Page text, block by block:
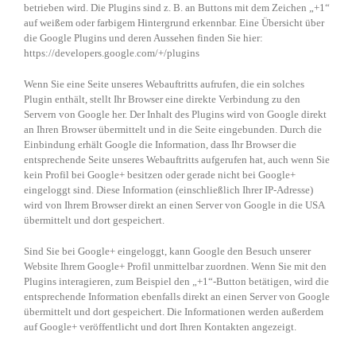
betrieben wird. Die Plugins sind z. B. an Buttons mit dem Zeichen „+1“
auf weißem oder farbigem Hintergrund erkennbar. Eine Übersicht über
die Google Plugins und deren Aussehen finden Sie hier:
https://developers.google.com/+/plugins
Wenn Sie eine Seite unseres Webauftritts aufrufen, die ein solches
Plugin enthält, stellt Ihr Browser eine direkte Verbindung zu den
Servern von Google her. Der Inhalt des Plugins wird von Google direkt
an Ihren Browser übermittelt und in die Seite eingebunden. Durch die
Einbindung erhält Google die Information, dass Ihr Browser die
entsprechende Seite unseres Webauftritts aufgerufen hat, auch wenn Sie
kein Profil bei Google+ besitzen oder gerade nicht bei Google+
eingeloggt sind. Diese Information (einschließlich Ihrer IP-Adresse)
wird von Ihrem Browser direkt an einen Server von Google in die USA
übermittelt und dort gespeichert.
Sind Sie bei Google+ eingeloggt, kann Google den Besuch unserer
Website Ihrem Google+ Profil unmittelbar zuordnen. Wenn Sie mit den
Plugins interagieren, zum Beispiel den „+1“-Button betätigen, wird die
entsprechende Information ebenfalls direkt an einen Server von Google
übermittelt und dort gespeichert. Die Informationen werden außerdem
auf Google+ veröffentlicht und dort Ihren Kontakten angezeigt.